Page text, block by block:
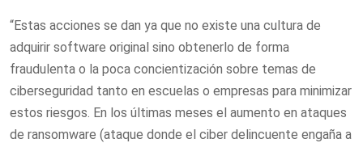
“Estas acciones se dan ya que no existe una cultura de
adquirir software original sino obtenerlo de forma
fraudulenta o la poca concientización sobre temas de
ciberseguridad tanto en escuelas o empresas para minimizar
estos riesgos. En los últimas meses el aumento en ataques
de ransomware (ataque donde el ciber delincuente engaña a